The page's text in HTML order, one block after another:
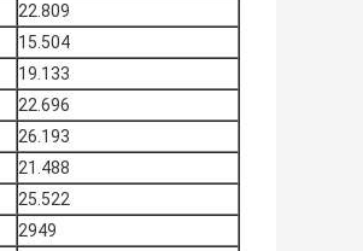
22.809
15.504
19.133
22.696
26.193
21.488
25.522
2949